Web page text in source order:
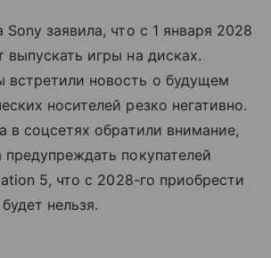
Sony заявила, что с 1 января 2028
выпускать игры на дисках.
встретили новость о будущем
носителей резко негативно.
в соцсетях обратили внимание,
предупреждать покупателей
5, что с 2028-го приобрести
нельзя.